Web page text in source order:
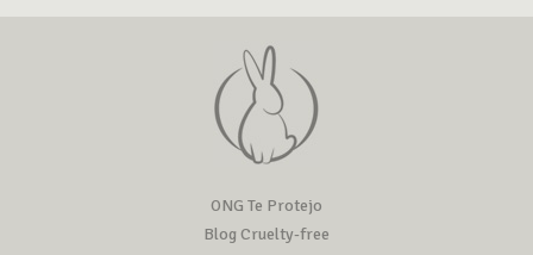
ONG Te Protejo
Blog Cruelty-free